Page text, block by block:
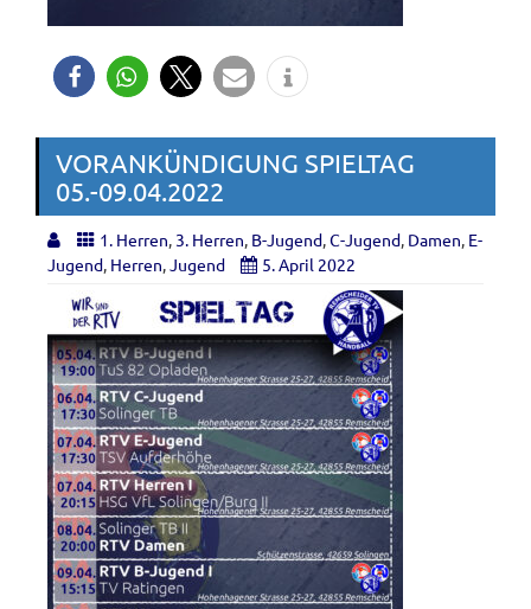
VORANKÜNDIGUNG SPIELTAG
05.-09.04.2022
1. Herren, 3. Herren, B-Jugend,C-Jugend, Damen, E-
Jugend, Herren,Jugend 5. April 2022